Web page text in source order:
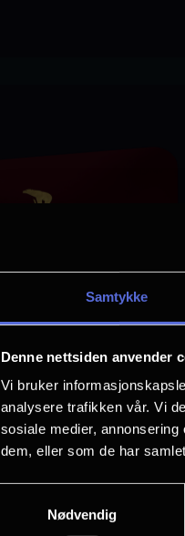
Samtykke
Denne nettsiden anvender
Vi bruker
analysere trafikken vår. Vi
sosiale medier,
dem, eller som de har
Nødvendig